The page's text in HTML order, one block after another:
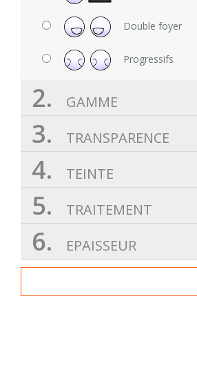
Double foyer
Progressifs
2. GAMME
3. TRANSPARENCE
4. TEINTE
5. TRAITEMENT
6. EPAISSEUR